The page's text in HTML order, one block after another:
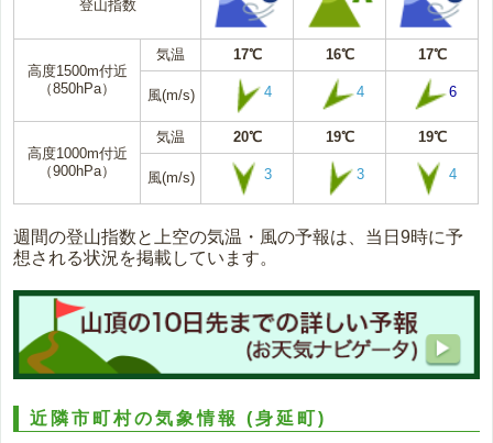
登山指数
高度1500m付近
（850hPa）
気温 17℃ 16℃ 17℃
風(m/s) 4 4 6
高度1000m付近
（900hPa）
気温 20℃ 19℃ 19℃
風(m/s) 3 3 4
週間の登山指数と上空の気温・風の予報は、当日9時に予
想される状況を掲載しています。
近隣市町村の気象情報(身延町)